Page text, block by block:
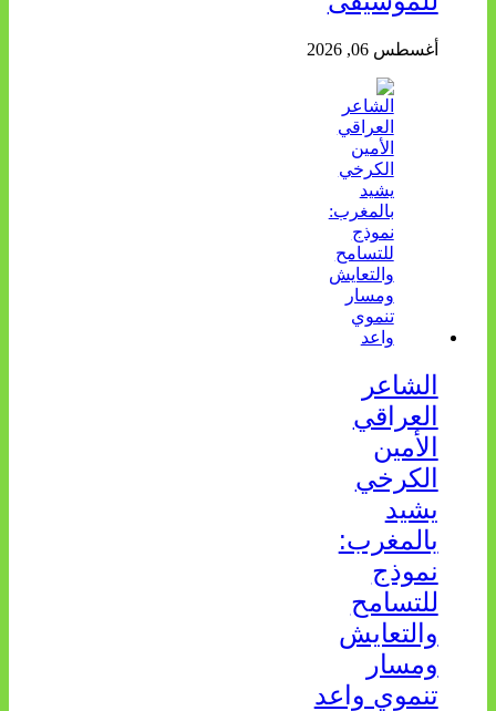
أغسطس 06, 2026
الشاعر
العراقي
الأمين
الكرخي
يشيد
بالمغرب:
نموذج
للتسامح
والتعايش
ومسار
تنموي واعد